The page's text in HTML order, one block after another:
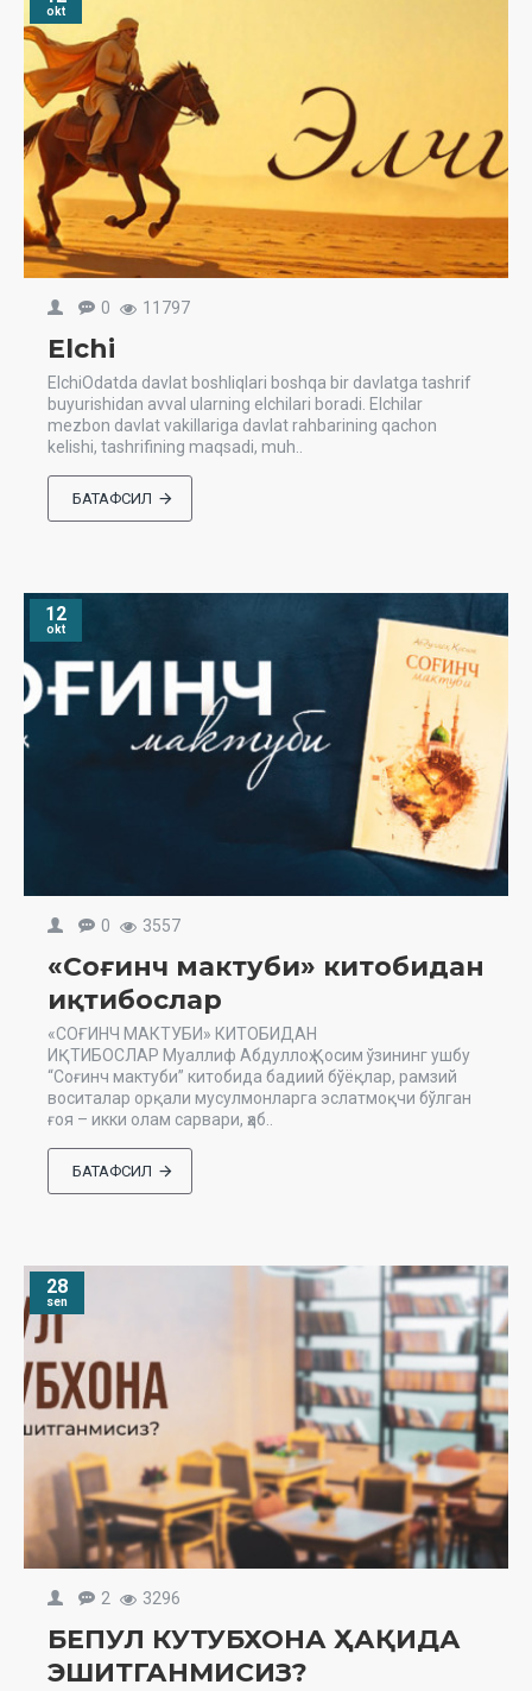
okt
0 11797
Elchi
ElchiOdatda davlat boshliqlari boshqa bir davlatga tashrif
buyurishidan avval ularning elchilari boradi. Elchilar
mezbon davlat vakillariga davlat rahbarining qachon
kelishi, tashrifining maqsadi, muh..
БАТАФСИЛ
12
okt
0 3557
«Соғинч мактуби» китобидан
иқтибослар
«СОҒИНЧ МАКТУБИ» КИТОБИДАН
ИҚТИБОСЛАР Муаллиф Абдуллоҳ Қосим ўзининг ушбу
“Соғинч мактуби” китобида бадиий бўёқлар, рамзий
воситалар орқали мусулмонларга эслатмоқчи бўлган
ғоя – икки олам сарвари, ҳаб..
БАТАФСИЛ
28
sen
2 3296
БЕПУЛ КУТУБХОНА ҲАҚИДА
ЭШИТГАНМИСИЗ?